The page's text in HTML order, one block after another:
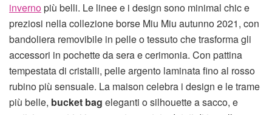
invernopiù belli. Le linee e i design sono minimal chic e
preziosi nella collezione borse Miu Miu autunno 2021, con
bandoliera removibile in pelle o tessuto che trasforma gli
accessori in pochette da sera e cerimonia. Con pattina
tempestata di cristalli, pelle argento laminata fino al rosso
rubino più sensuale. La maison celebra i design e le trame
più belle, bucket bag eleganti o silhouette a sacco, e